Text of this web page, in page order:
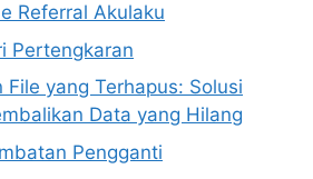
Referral Akulaku
Pertengkaran
File yang Terhapus: Solusi
Data yang Hilang
Pengganti